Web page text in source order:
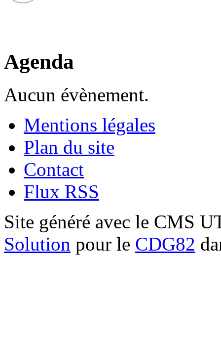
Agenda
Aucun évènement.
Mentions légales
Plan du site
Contact
Flux RSS
Site généré avec le CMS
Solution pour le CDG82